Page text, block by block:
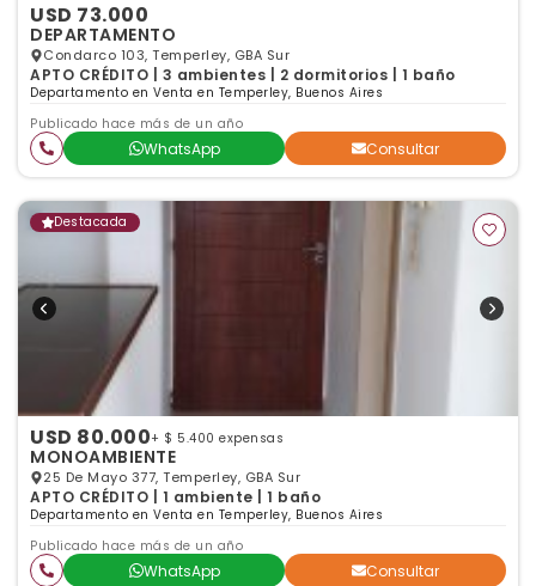
USD 73.000
DEPARTAMENTO
Condarco 103, Temperley, GBA Sur
APTO CRÉDITO | 3 ambientes | 2 dormitorios | 1 baño
Departamento en Venta en Temperley, Buenos Aires
Publicado hace más de un año
WhatsApp Consultar
Destacada
USD 80.000+ $ 5.400 expensas
MONOAMBIENTE
25 De Mayo 377, Temperley, GBA Sur
APTO CRÉDITO | 1 ambiente | 1 baño
Departamento en Venta en Temperley, Buenos Aires
Publicado hace más de un año
WhatsApp Consultar